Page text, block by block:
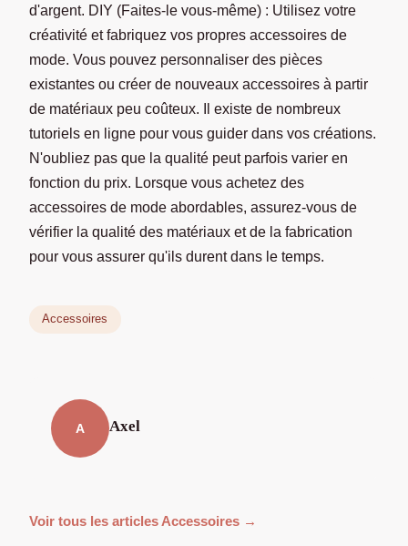
d'argent. DIY (Faites-le vous-même) : Utilisez votre
créativité et fabriquez vos propres accessoires de
mode. Vous pouvez personnaliser des pièces
existantes ou créer de nouveaux accessoires à partir
de matériaux peu coûteux. Il existe de nombreux
tutoriels en ligne pour vous guider dans vos créations.
N'oubliez pas que la qualité peut parfois varier en
fonction du prix. Lorsque vous achetez des
accessoires de mode abordables, assurez-vous de
vérifier la qualité des matériaux et de la fabrication
pour vous assurer qu'ils durent dans le temps.
Accessoires
A Axel
Voir tous les articles Accessoires →